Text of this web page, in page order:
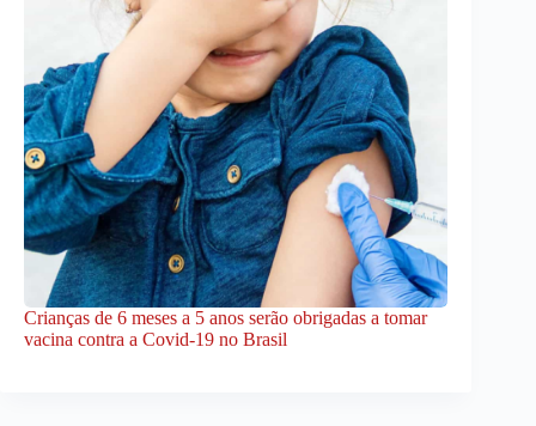
Crianças de 6 meses a 5 anos serão obrigadas a tomar
vacina contra a Covid-19 no Brasil